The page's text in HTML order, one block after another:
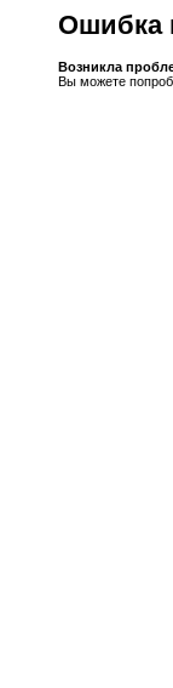
Ошибка
Возникла
Вы можете